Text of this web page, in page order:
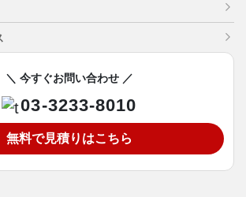
＼ 今すぐお問い合わせ ／
03-3233-8010
無料で見積りはこちら